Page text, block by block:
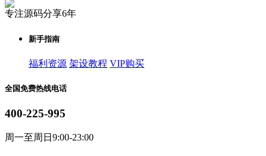
专注源码分享6年
新手指南
福利资源 架设教程 VIP购买
全国免费热线电话
400-225-995
周一至周日9:00-23:00